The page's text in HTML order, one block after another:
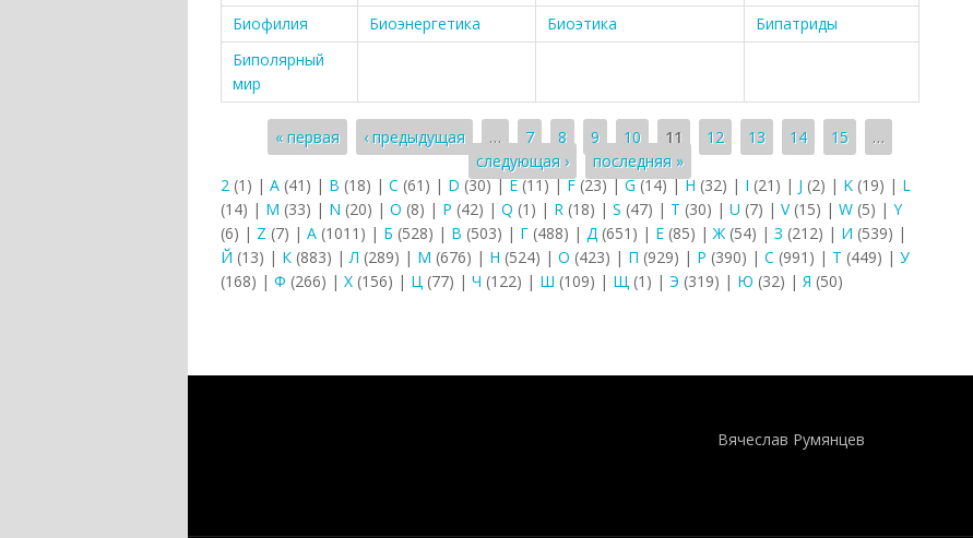
Биофилия
Биоэнергетика Биоэтика
Бипатриды
Биполярный
мир
Страницы
« первая ‹ предыдущая … 7 8 9 10 11 12 13 14 15
…
следующая ›
последняя »
2 (1) | A (41) | B (18) | C (61) | D (30)|E(11)|F (23)|G(14)|H (32) | I (21) | J (2) | K (19) | L
(14) | M (33) | N (20) | O (8) | P (42) | Q (1) | R (18) | S (47) | T (30) | U (7) | V(15) | W (5) | Y
(6) | Z (7) | А (1011) | Б (528) | В (503) | Г (488) | Д (651) | Е (85) |Ж (54) | З (212) | И (539) |
Й (13) | К (883) |Л (289) | М (676) | Н (524) | О (423) | П (929) | Р (390) | С (991) | Т (449) | У
(168) | Ф (266) | Х (156) | Ц (77) | Ч (122) | Ш (109) | Щ (1) | Э (319) | Ю (32) | Я (50)
Вячеслав Румянцев